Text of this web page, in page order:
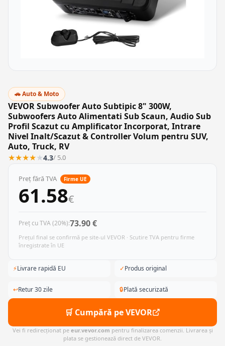
🚗 Auto & Moto
VEVOR Subwoofer Auto Subtipic 8" 300W,
Subwoofers Auto Alimentati Sub Scaun, Audio Sub
Profil Scazut cu Amplificator Incorporat, Intrare
Nivel Inalt/Scazut & Controller Volum pentru SUV,
Auto, Truck, RV
★★★★★4.3/ 5.0
Preț fără TVA Firme UE
61.58€
Preț cu TVA (20%):73.90 €
Prețul final se confirmă pe site-ul VEVOR · Scutire TVA pentru firme
înregistrate în UE
⚡Livrare rapidă EU ✓Produs original
↩Retur 30 zile 🔒Plată securizată
🛒 Cumpără pe VEVOR
Vei fi redirecționat pe eur.vevor.com pentru finalizarea comenzii. Livrarea și
plata se gestionează direct de VEVOR.